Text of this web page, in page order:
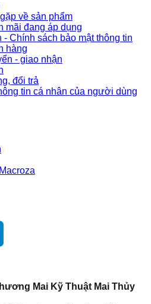
về sản phẩm
mãi đang áp dụng
- Chính sách bảo mật thông tin
hàng
- giao nhận
đổi trả
tin cá nhân của người dùng
Mai Kỹ Thuật Mai Thủy